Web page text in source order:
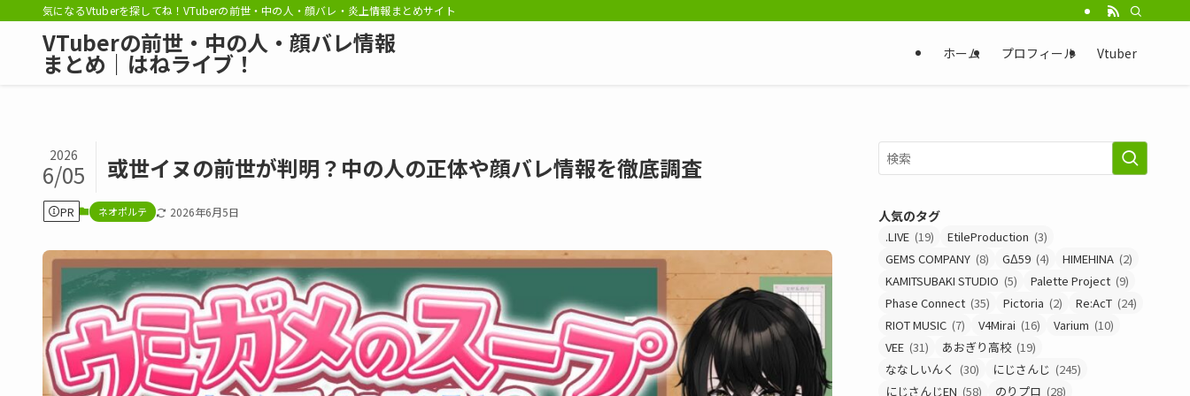
気になるVtuberを探してね！VTuberの前世・中の人・顔バレ・炎上情報まとめサイト
VTuberの前世・中の人・顔バレ情報
まとめ｜はねライブ！ ホーム プロフィール Vtuber
或世イヌの前世が判明？中の人の正体や顔バレ情報を徹底調査
2026
6/05
PR ネオポルテ 2026年6月5日 人気のタグ
.LIVE (19) EtileProduction (3)
GEMS COMPANY (8) GΔ59 (4) HIMEHINA (2)
KAMITSUBAKI STUDIO (5) Palette Project (9)
Phase Connect (35) Pictoria (2) Re:AcT (24)
RIOT MUSIC (7) V4Mirai (16) Varium (10)
VEE (31) あおぎり高校 (19)
ななしいんく (30) にじさんじ (245)
にじさんじEN (58) のりプロ (28)